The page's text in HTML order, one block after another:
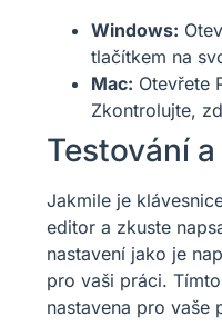
Windows:
tlačítkem na
Mac: Otevřete
Zkontrolujte,
Testování
Jakmile je
editor a zkuste
nastavení jako je
pro vaši práci.
nastavena pro vaše